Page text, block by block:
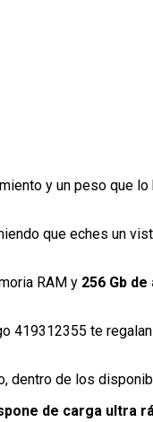
y un peso que
que eches un
RAM y 256 Gb
te
dentro de los
de carga ultra